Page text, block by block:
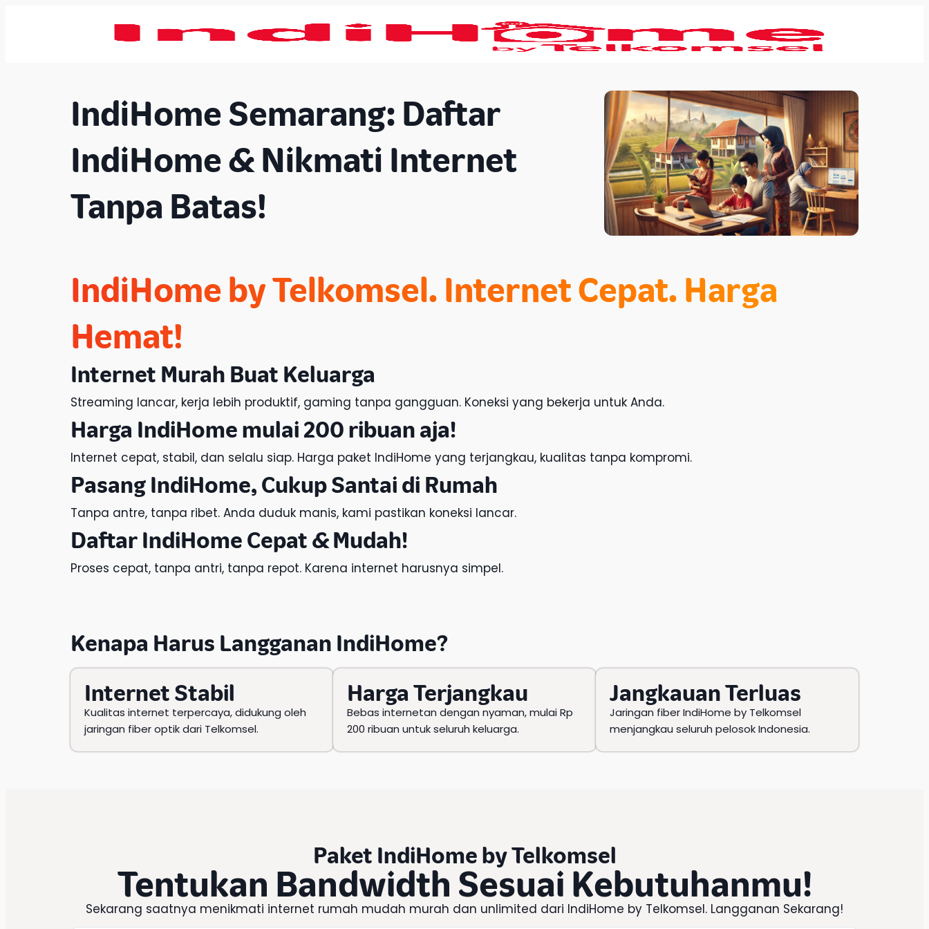
IndiHome Semarang: Daftar
IndiHome & Nikmati Internet
Tanpa Batas!
IndiHome by Telkomsel. Internet Cepat. Harga
Hemat!
Internet Murah Buat Keluarga
Streaming lancar, kerja lebih produktif, gaming tanpa gangguan. Koneksi yang bekerja untuk Anda.
Harga IndiHome mulai 200 ribuan aja!
Internet cepat, stabil, dan selalu siap. Harga paket IndiHome yang terjangkau, kualitas tanpa kompromi.
Pasang IndiHome, Cukup Santai di Rumah
Tanpa antre, tanpa ribet. Anda duduk manis, kami pastikan koneksi lancar.
Daftar IndiHome Cepat & Mudah!
Proses cepat, tanpa antri, tanpa repot. Karena internet harusnya simpel.
Kenapa Harus Langganan IndiHome?
Internet Stabil
Kualitas internet terpercaya, didukung oleh
jaringan fiber optik dari Telkomsel.
Harga Terjangkau
Bebas internetan dengan nyaman, mulai Rp
200 ribuan untuk seluruh keluarga.
Jangkauan Terluas
Jaringan fiber IndiHome by Telkomsel
menjangkau seluruh pelosok Indonesia.
Paket IndiHome byTelkomsel
Tentukan Bandwidth Sesuai Kebutuhanmu!
Sekarang saatnya menikmati internet rumah mudah murah dan unlimited dari IndiHome by Telkomsel. Langganan Sekarang!